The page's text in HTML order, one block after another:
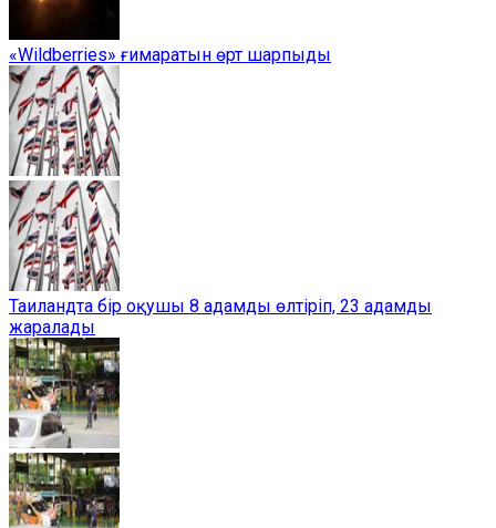
«Wildberries» ғимаратын өрт шарпыды
Таиландта бір оқушы 8 адамды өлтіріп, 23 адамды
жаралады